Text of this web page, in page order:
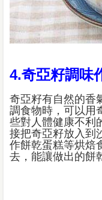
4.奇亞籽調味
奇亞籽有自然的香
調食物時，可以用
些對人體健康不利
接把奇亞籽放入到
作餅乾蛋糕等烘焙
去，能讓做出的餅